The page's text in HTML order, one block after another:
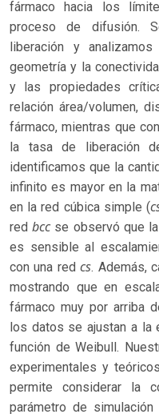
fármaco hacia los
proceso de difusión.
liberación y
geometría y la
y las propiedades
relación área/volumen,
fármaco, mientras que
la tasa de liberación
identificamos que la
infinito es mayor en la
en la red cúbica simple (
redbccse observó que la
es sensible al
con una redcs. Además,
mostrando que en
fármaco muy por arriba
los datos se ajustan a la
función de Weibull.
experimentales y
permite considerar la
parámetro de